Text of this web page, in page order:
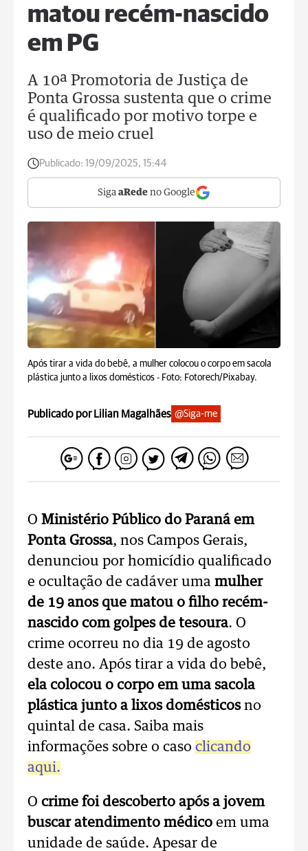
matou recém-nascido
em PG
A 10ª Promotoria de Justiça de
Ponta Grossa sustenta que o crime
é qualificado por motivo torpe e
uso de meio cruel
Publicado: 19/09/2025, 15:44
Siga aRede no Google
Após tirar a vida do bebê, a mulher colocou o corpo em sacola
plástica junto a lixos domésticos - Foto: Fotorech/Pixabay.
Publicado por Lilian Magalhães @Siga-me
O Ministério Público do Paraná em
Ponta Grossa, nos Campos Gerais,
denunciou por homicídio qualificado
e ocultação de cadáver uma mulher
de 19 anos que matou o filho recém-
nascido com golpes de tesoura. O
crime ocorreu no dia 19 de agosto
deste ano. Após tirar a vida do bebê,
ela colocou o corpo em uma sacola
plástica junto a lixos domésticosno
quintal de casa. Saiba mais
informações sobre o caso clicando
aqui.
O crime foi descoberto após a jovem
buscar atendimento médico em uma
unidade de saúde. Apesar de